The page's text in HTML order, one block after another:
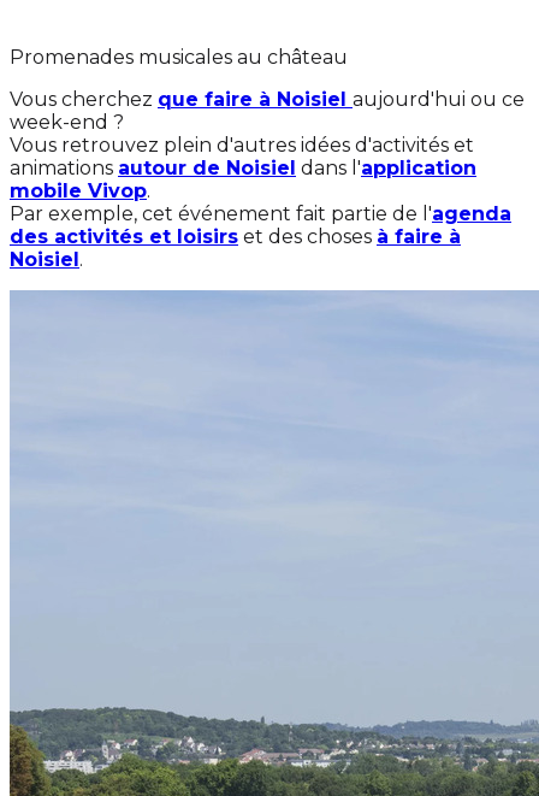
Promenades musicales au château
Vous cherchez que faire à Noisiel aujourd'hui ou ce
week-end ?
Vous retrouvez plein d'autres idées d'activités et
animations autour de Noisiel dans l'application
mobile Vivop.
Par exemple, cet événement fait partie de l'agenda
des activités et loisirs et des choses à faire à
Noisiel.